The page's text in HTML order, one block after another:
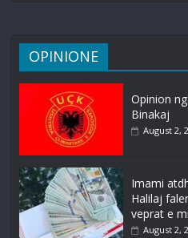
OPINIONE
Opinion
Binakaj
August 2,
Imami
Halilaj
veprat e
August 2,